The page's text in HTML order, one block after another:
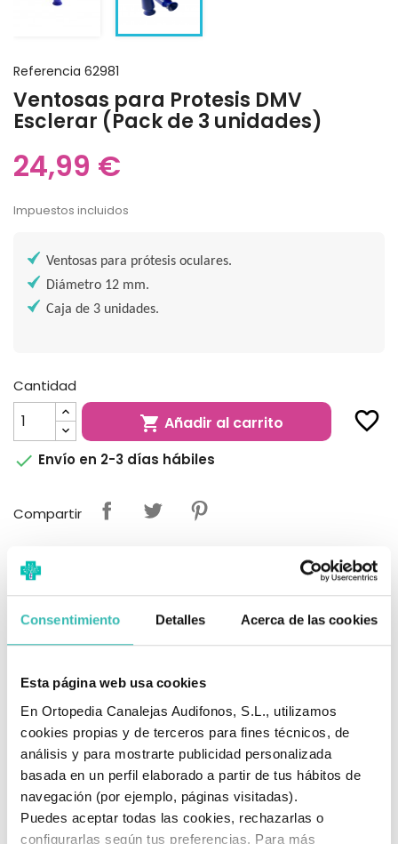
Consentimiento Detalles Acerca de las cookies
Esta página web usa cookies
En Ortopedia Canalejas Audifonos, S.L., utilizamos
cookies propias y de terceros para fines técnicos, de
análisis y para mostrarte publicidad personalizada
basada en un perfil elaborado a partir de tus hábitos de
navegación (por ejemplo, páginas visitadas).
Puedes aceptar todas las cookies, rechazarlas o
configurarlas según tus preferencias. Para más
Referencia 62981
Ventosas para Protesis DMV
Esclerar (Pack de 3 unidades)
24,99 €
Impuestos incluidos
Ventosas para prótesis oculares.
Diámetro 12 mm.
Caja de 3 unidades.
Cantidad
 Añadir al carrito favorite_border
 Envío en 2-3 días hábiles
Compartir
Pagos seguros garantizados y de confianza
Devolución 14 días sin compromiso
¿Alguna duda? Contáctanos
Descripción Opiniones
Las Ventosas para Protesis DMV Esclerar permiten